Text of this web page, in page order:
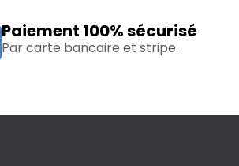
Paiement 100% sécurisé
Par carte bancaire et stripe.